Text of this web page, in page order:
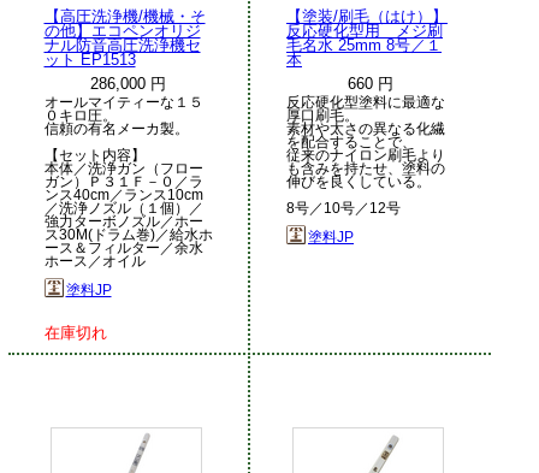
【高圧洗浄機/機械・そ
の他】エコペンオリジ
ナル防音高圧洗浄機セ
ット EP1513
286,000 円
オールマイティーな１５
０キロ圧。
信頼の有名メーカ製。
【セット内容】
本体／洗浄ガン（フロー
ガン）Ｐ３１Ｆ－０／ラ
ンス40cm／ランス10cm
／洗浄ノズル（１個）／
強力ターボノズル／ホー
ス30M(ドラム巻)／給水ホ
ース＆フィルター／余水
ホース／オイル
塗料JP
在庫切れ
【塗装/刷毛（はけ）】
反応硬化型用 メジ刷
毛名水 25mm 8号／１
本
660 円
反応硬化型塗料に最適な
厚口刷毛。
素材や太さの異なる化繊
を配合することで、
従来のナイロン刷毛より
も含みを持たせ、塗料の
伸びを良くしている。
8号／10号／12号
塗料JP